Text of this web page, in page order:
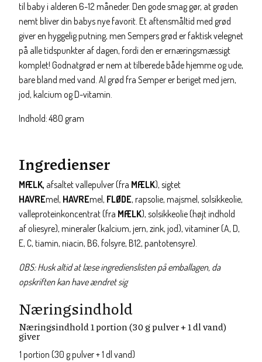
til baby i alderen 6-12 måneder. Den gode smag gør, at grøden
nemt bliver din babys nye favorit. Et aftensmåltid med grød
giver en hyggelig putning, men Sempers grød er faktisk velegnet
på alle tidspunkter af dagen, fordi den er ernæringsmæssigt
komplet! Godnatgrød er nem at tilberede både hjemme og ude,
bare bland med vand. Al grød fra Semper er beriget med jern,
jod, kalcium og D-vitamin.
Indhold: 480 gram
Ingredienser
MÆLK, afsaltet vallepulver (fra MÆLK), sigtet
HAVREmel, HAVREmel, FLØDE, rapsolie, majsmel, solsikkeolie,
valleproteinkoncentrat (fra MÆLK), solsikkeolie (højt indhold
af oliesyre), mineraler (kalcium, jern, zink, jod), vitaminer (A, D,
E, C, tiamin, niacin, B6, folsyre, B12, pantotensyre).
OBS: Husk altid at læse ingredienslisten på emballagen, da
opskriften kan have ændret sig
Næringsindhold
Næringsindhold 1 portion (30 g pulver + 1 dl vand)
giver
1 portion (30 g pulver + 1 dl vand)